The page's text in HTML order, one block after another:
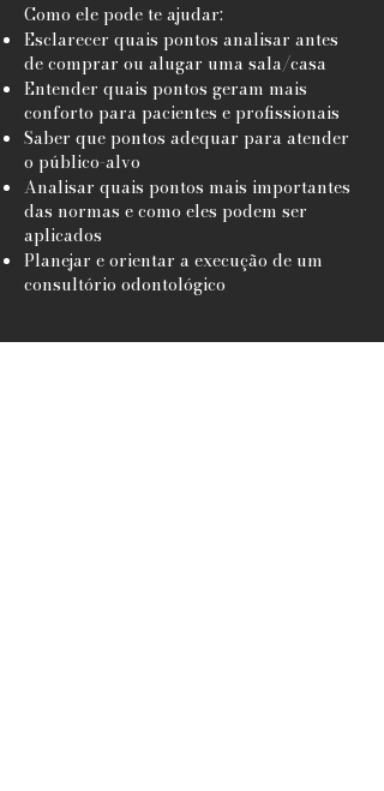
Como ele pode te ajudar:
Esclarecer quais pontos analisar antes
de comprar ou alugar uma sala/casa
Entender quais pontos geram mais
conforto para pacientes e profissionais
Saber que pontos adequar para atender
o público-alvo
Analisar quais pontos mais importantes
das normas e como eles podem ser
aplicados
Planejar e orientar a execução de um
consultório odontológico